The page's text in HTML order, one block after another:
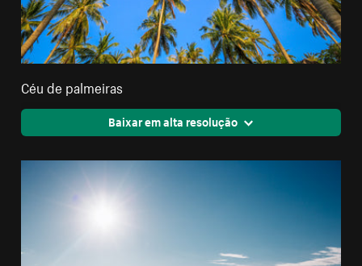
Céu de palmeiras
Baixar em alta resolução